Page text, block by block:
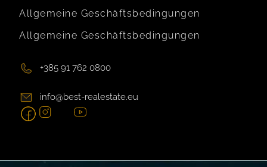
Allgemeine Geschäftsbedingungen
Allgemeine Geschäftsbedingungen
+385 91 762 0800
info@best-realestate.eu